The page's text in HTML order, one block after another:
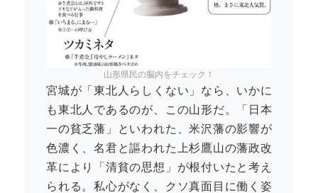
山形県民の脳内をチェック！
宮城が「東北人らしくない」なら、いかに
も東北人であるのが、この山形だ。「日本
一の貧乏藩」といわれた、米沢藩の影響が
色濃く、名君と謳われた上杉鷹山の藩政改
革により「清貧の思想」が根付いたと考え
られる。私心がなく、クソ真面目に働く姿